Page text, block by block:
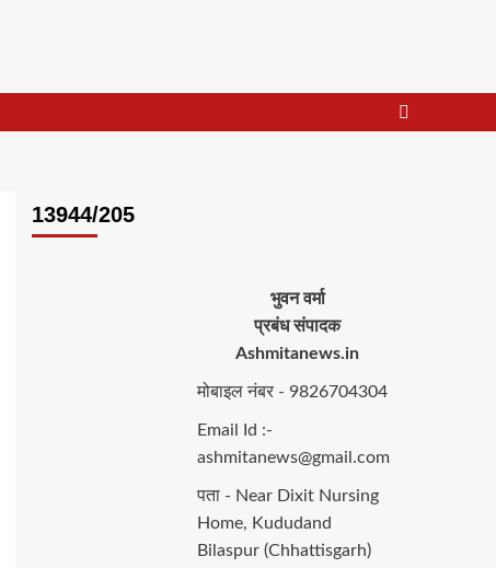
13944/205
भुवन वर्मा
प्रबंध संपादक
Ashmitanews.in
मोबाइल नंबर - 9826704304
Email Id :-
ashmitanews@gmail.com
पता - Near Dixit Nursing
Home, Kududand
Bilaspur (Chhattisgarh)